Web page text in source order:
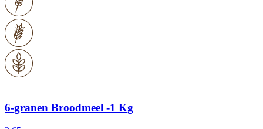
6-granen Broodmeel -1 Kg